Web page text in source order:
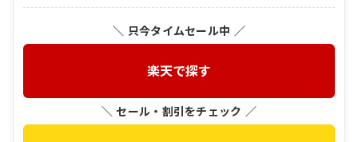
＼ 只今タイムセール中 ／
楽天で探す
＼ セール・割引をチェック ／